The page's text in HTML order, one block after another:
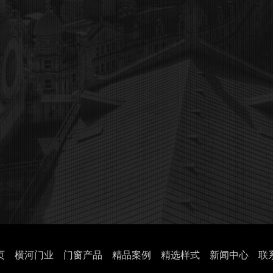
横河门业 门窗产品 精品案例 精选样式 新闻中心 联